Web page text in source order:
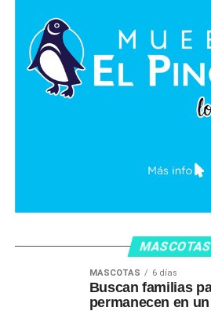
MASCOTAS
MASCOTAS 6 días
Buscan familias
permanecen en